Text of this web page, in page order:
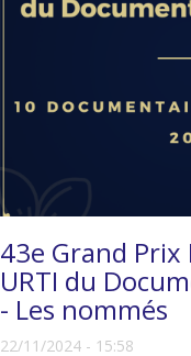
43e Grand
URTI du
- Les nommés
22/11/2024 - 15:58